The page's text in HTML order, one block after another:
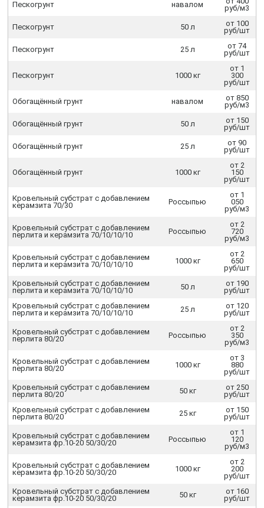
Пескогрунт навалом
руб/м3
Пескогрунт 50 л
от 100
руб/шт
Пескогрунт 25 л
от 74
руб/шт
Пескогрунт 1000 кг
от 1
300
руб/шт
Обогащённый грунт навалом
от 850
руб/м3
Обогащённый грунт 50 л
от 150
руб/шт
Обогащённый грунт 25 л
от 90
руб/шт
Обогащённый грунт 1000 кг
от 2
150
руб/шт
Кровельный субстрат с добавлением
керамзита 70/30
Россыпью
от 1
050
руб/м3
Кровельный субстрат с добавлением
перлита и керамзита 70/10/10/10
Россыпью
от 2
720
руб/м3
Кровельный субстрат с добавлением
перлита и керамзита 70/10/10/10
1000 кг
от 2
650
руб/шт
Кровельный субстрат с добавлением
перлита и керамзита 70/10/10/10
50 л
от 190
руб/шт
Кровельный субстрат с добавлением
перлита и керамзита 70/10/10/10
25 л
от 120
руб/шт
Кровельный субстрат с добавлением
перлита 80/20
Россыпью
от 2
350
руб/м3
Кровельный субстрат с добавлением
перлита 80/20
1000 кг
от 3
880
руб/шт
Кровельный субстрат с добавлением
перлита 80/20
50 кг
от 250
руб/шт
Кровельный субстрат с добавлением
перлита 80/20
25 кг
от 150
руб/шт
Кровельный субстрат с добавлением
керамзита фр.10-20 50/30/20
Россыпью
от 1
120
руб/м3
Кровельный субстрат с добавлением
керамзита фр.10-20 50/30/20
1000 кг
от 2
200
руб/шт
Кровельный субстрат с добавлением
керамзита фр.10-20 50/30/20
50 кг
от 160
руб/шт